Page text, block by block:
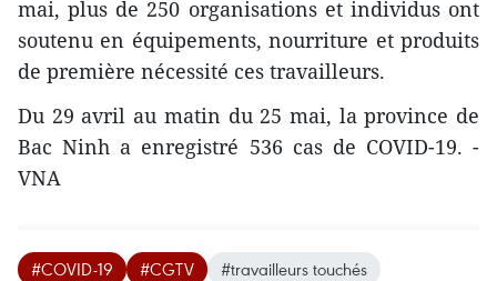
mai, plus de 250 organisations et individus ont
soutenu en équipements, nourriture et produits
de première nécessité ces travailleurs.
Du 29 avril au matin du 25 mai, la province de
Bac Ninh a enregistré 536 cas de COVID-19. -
VNA
#COVID-19 #CGTV #travailleurs touchés